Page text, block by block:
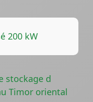
200 kW
stockage d
Timor oriental